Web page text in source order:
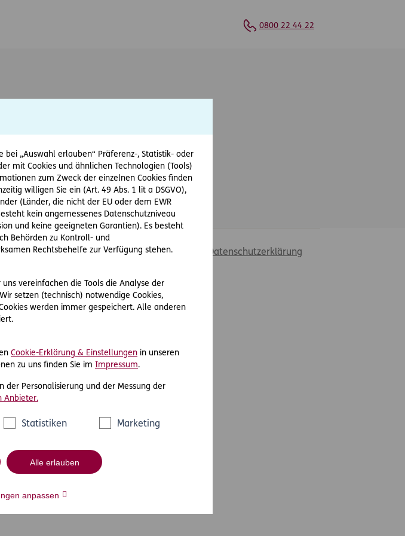
„Auswahl erlauben“ Präferenz-, Statistik- oder
mit Cookies und ähnlichen Technologien (Tools)
zum Zweck der einzelnen Cookies finden
willigen Sie ein (Art. 49 Abs. 1 lit a DSGVO),
(Länder, die nicht der EU oder dem EWR
kein angemessenes Datenschutzniveau
und keine geeigneten Garantien). Es besteht
Behörden zu Kontroll- und
Rechtsbehelfe zur Verfügung stehen.
vereinfachen die Tools die Analyse der
setzen (technisch) notwendige Cookies,
werden immer gespeichert. Alle anderen
Cookie-Erklärung & Einstellungen in unseren
zu uns finden Sie im Impressum.
der Personalisierung und der Messung der
Anbieter.
Statistiken Marketing
Alle erlauben
anpassen
0800 22 44 22
Impressum Rechtliche Hinweise & Datenschutzerklärung